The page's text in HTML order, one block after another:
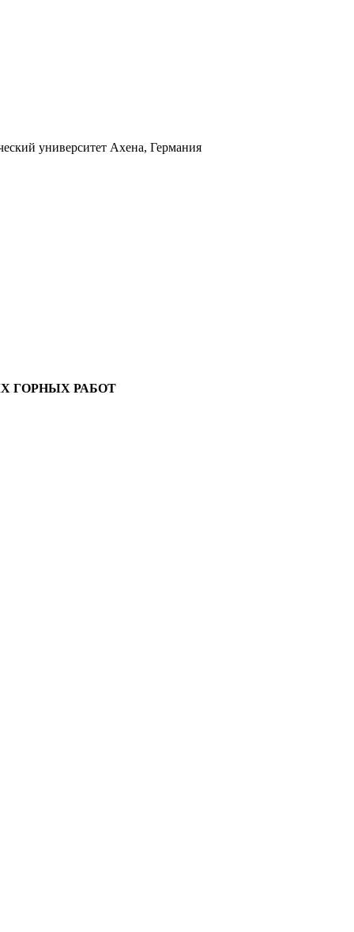
университет Ахена, Германия
ГОРНЫХ РАБОТ